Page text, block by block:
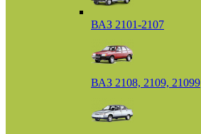
ВАЗ 2101-2107
ВАЗ 2108, 2109, 21099